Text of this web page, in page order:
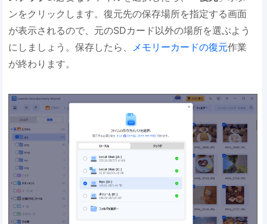
ンをクリックします。復元先の保存場所を指定する画面
が表示されるので、元のSDカード以外の場所を選ぶよう
にしましょう。保存したら、
メモリーカードの復元作業
が終わります。